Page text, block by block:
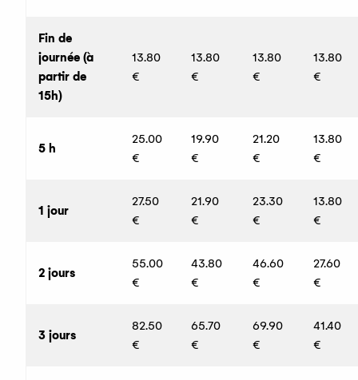
Fin de
journée (à
partir de
15h)
13.80
€
13.80
€
13.80
€
13.80
€
5 h
25.00
€
19.90
€
21.20
€
13.80
€
1 jour
27.50
€
21.90
€
23.30
€
13.80
€
2 jours
55.00
€
43.80
€
46.60
€
27.60
€
3 jours
82.50
€
65.70
€
69.90
€
41.40
€